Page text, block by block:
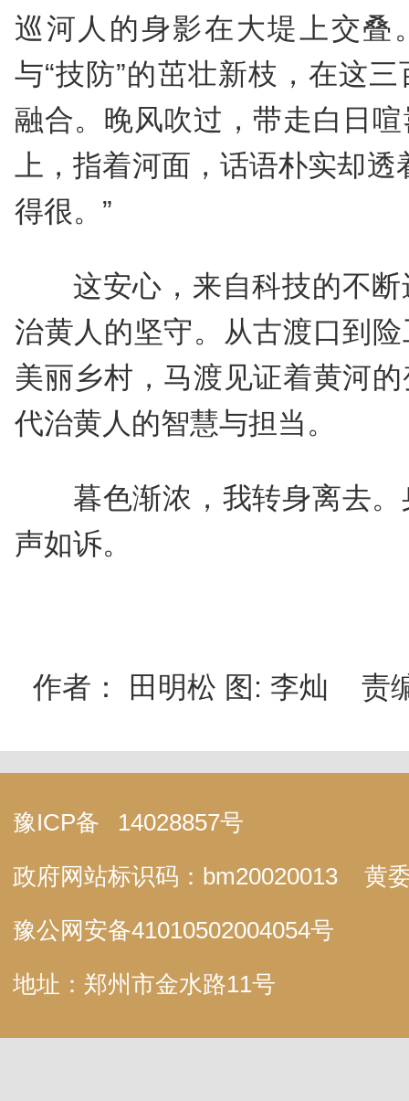
巡河人的身影在大堤上交叠
与“技防”的茁壮新枝，在这
融合。晚风吹过，带走白日
上，指着河面，话语朴实却
得很。”
这安心，来自科技的不
治黄人的坚守。从古渡口到
美丽乡村，马渡见证着黄河
代治黄人的智慧与担当。
暮色渐浓，我转身离去
声如诉。
作者： 田明松 图: 李灿 责
豫ICP备
14028857号
政府网站标识码：bm20020013
黄
豫公网安备41010502004054号
地址：郑州市金水路11号